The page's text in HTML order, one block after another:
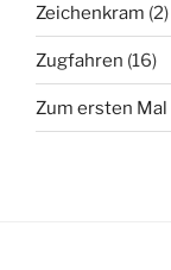
Zeichenkram (2)
Zugfahren (16)
Zum ersten Mal